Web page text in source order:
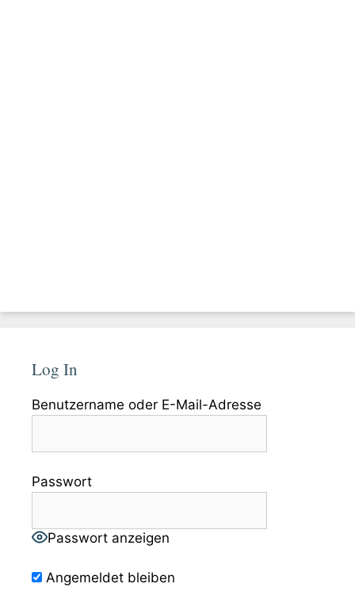
Log In
Benutzername oder E-Mail-Adresse
Passwort
Passwort anzeigen
Angemeldet bleiben